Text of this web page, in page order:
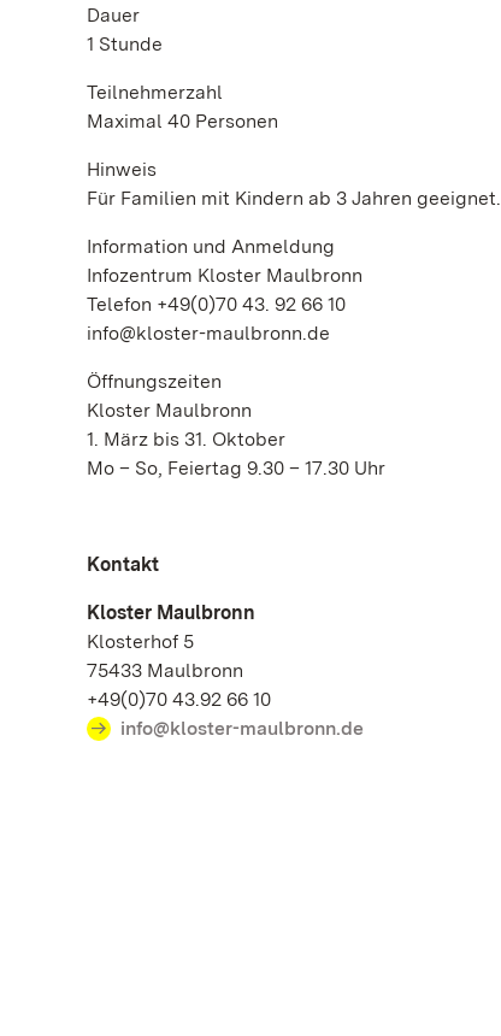
Dauer
1 Stunde
Teilnehmerzahl
Maximal 40 Personen
Hinweis
Für Familien mit Kindern ab 3 Jahren geeignet.
Information und Anmeldung
Infozentrum Kloster Maulbronn
Telefon +49(0)70 43. 92 66 10
info@kloster-maulbronn.de
Öffnungszeiten
Kloster Maulbronn
1. März bis 31. Oktober
Mo – So, Feiertag 9.30 – 17.30 Uhr
Kontakt
Kloster Maulbronn
Klosterhof 5
75433 Maulbronn
+49(0)70 43.92 66 10
info@kloster-maulbronn.de